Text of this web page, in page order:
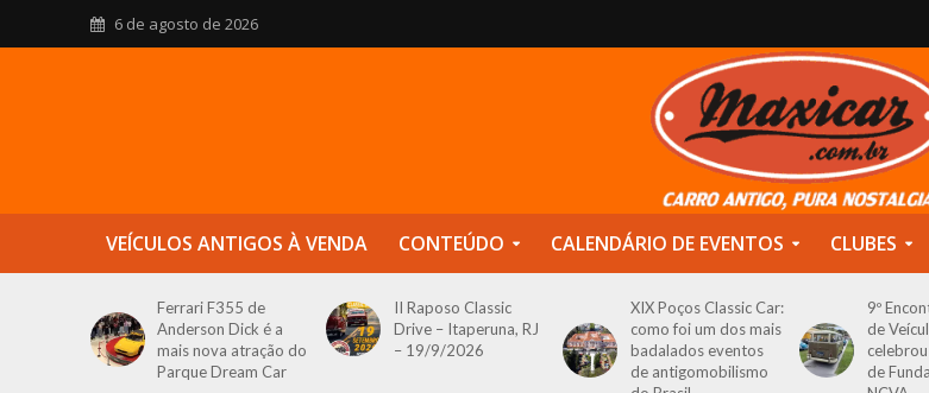
6 de agosto de 2026
VEÍCULOS ANTIGOS À VENDA CONTEÚDO CALENDÁRIO DE EVENTOS CLUBES
Ferrari F355 de
Anderson Dick é a
mais nova atração do
Parque Dream Car
II Raposo Classic
Drive – Itaperuna, RJ
– 19/9/2026
XIX Poços Classic Car:
como foi um dos mais
badalados eventos
de antigomobilismo
9º
de
de